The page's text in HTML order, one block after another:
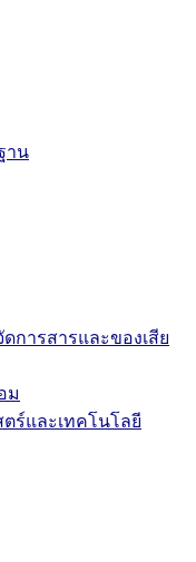
าน
การสารและของเสีย
ม
ร์และเทคโนโลยี